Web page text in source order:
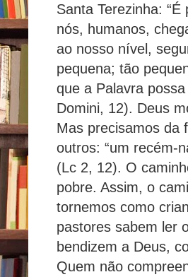
Santa Terezinha:
nós, humanos,
ao nosso nível,
pequena; tão
que a Palavra
Domini, 12). Deus
Mas precisamos da
outros: “um recém-
(Lc 2, 12). O
pobre. Assim, o
tornemos como
pastores sabem ler
bendizem a Deus,
Quem não